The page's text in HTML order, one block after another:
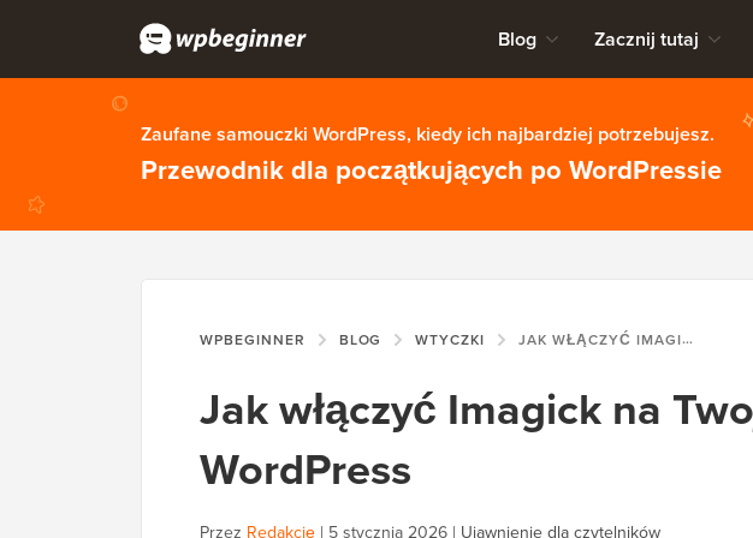
Blog Zacznij tutaj
Zaufane samouczki WordPress, kiedy ich najbardziej potrzebujesz.
Przewodnik dla początkujących po WordPressie
WPBEGINNER BLOG WTYCZKI JAK WŁĄCZYĆ IMAGICK NA TWOJEJ STRONIE WORDPRESS
Jak włączyć Imagick na
WordPress
Przez Redakcję | 5 stycznia 2026 | Ujawnienie dla czytelników